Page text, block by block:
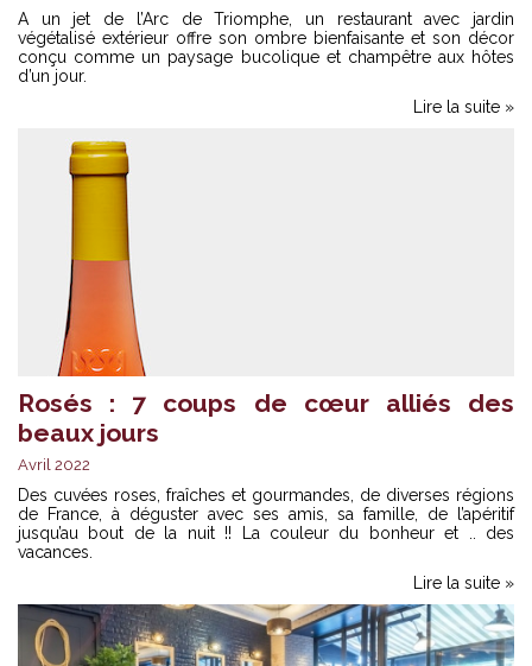
A un jet de l’Arc de Triomphe, un restaurant avec jardin
végétalisé extérieur offre son ombre bienfaisante et son décor
conçu comme un paysage bucolique et champêtre aux hôtes
d’un jour.
Lire la suite »
Rosés : 7 coups de cœur alliés des
beaux jours
Avril 2022
Des cuvées roses, fraîches et gourmandes, de diverses régions
de France, à déguster avec ses amis, sa famille, de l’apéritif
jusqu’au bout de la nuit !! La couleur du bonheur et .. des
vacances.
Lire la suite »